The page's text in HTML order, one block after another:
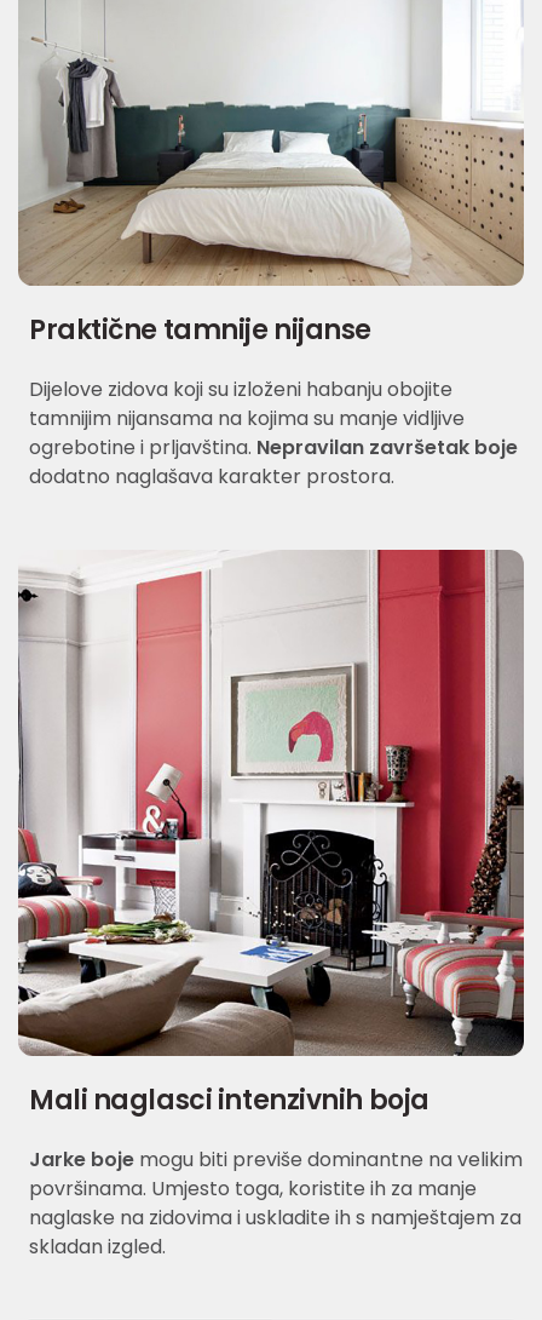
Praktične tamnije nijanse
Dijelove zidova koji su izloženi habanju obojite
tamnijim nijansama na kojima su manje vidljive
ogrebotine i prljavština. Nepravilan završetak boje
dodatno naglašava karakter prostora.
Mali naglasci intenzivnih boja
Jarke boje mogu biti previše dominantne na velikim
površinama. Umjesto toga, koristite ih za manje
naglaske na zidovima i uskladite ih s namještajem za
skladan izgled.